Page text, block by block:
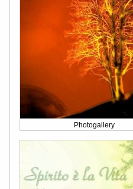
Photogallery